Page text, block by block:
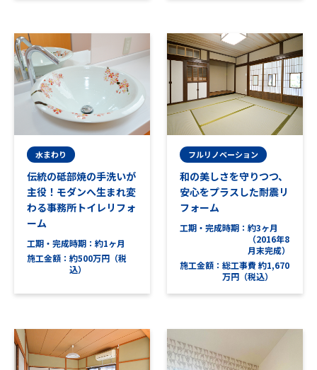
水まわり
伝統の砥部焼の手洗いが
主役！モダンへ生まれ変
わる事務所トイレリフォ
ーム
工期・完成時期
約1ヶ月
施工金額
約500万円（税
込）
フルリノベーション
和の美しさを守りつつ、
安心をプラスした耐震リ
フォーム
工期・完成時期
約3ヶ月
（2016年8
月末完成）
施工金額
総工事費 約1,670
万円（税込）